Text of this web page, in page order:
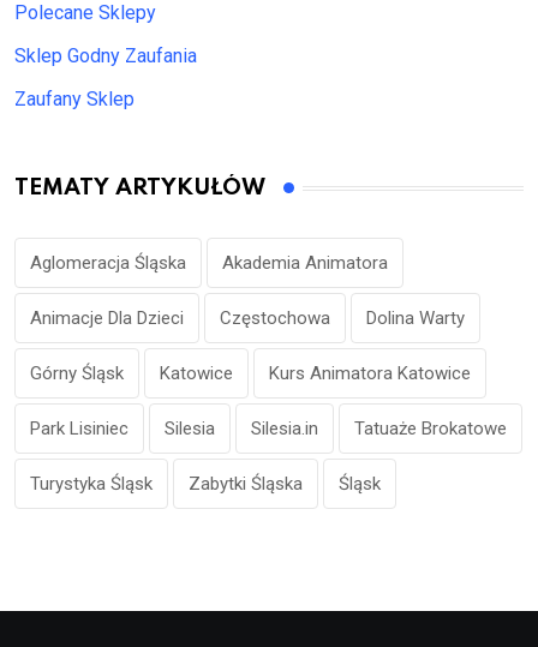
Polecane Sklepy
Sklep Godny Zaufania
Zaufany Sklep
TEMATY ARTYKUŁÓW
Aglomeracja Śląska Akademia Animatora
Animacje Dla Dzieci Częstochowa Dolina Warty
Górny Śląsk Katowice Kurs Animatora Katowice
Park Lisiniec Silesia Silesia.in Tatuaże Brokatowe
Turystyka Śląsk Zabytki Śląska Śląsk